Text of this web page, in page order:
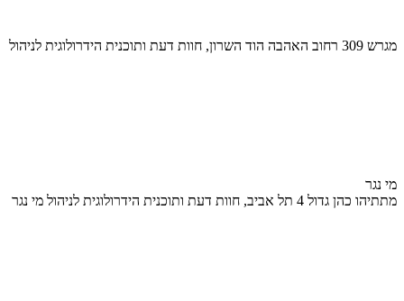
מגרש 309 רחוב האהבה הוד השרון, חוות דעת ותוכנית הידרולוגית לניהול
מי נגר
מתתיהו כהן גדול 4 תל אביב, חוות דעת ותוכנית הידרולוגית לניהול מי נגר